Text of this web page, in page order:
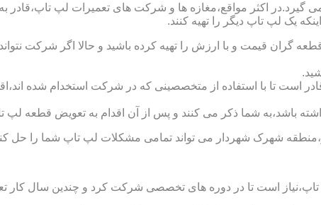
اکثر مواقع،مغازه ها و شرکت های تعمیرات لپ تاپ،قادر به
یک لپ تاپ دیگر را تهیه کنند.
گران قیمت و با ارزش را تهیه کرده باشید و حالا اگر شرکت
تا با استفاده از متخصصینی که در شرکت استخدام شده
باشد،به شما ذکر می کنند و پس از آن اقدام به تعویض قطعه لپ
شهرک شهردار می تواند تمامی مشکلات لپ تاپ شما را حل
است تا در دوره های تخصصی شرکت کرد و چندین سال کار